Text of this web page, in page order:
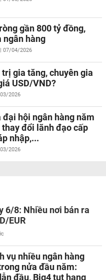
gần 800 tỷ đồng,
hàng
07/04/2026
gia tăng, chuyên gia
USD/VND?
2026
hội ngân hàng năm
thay đổi lãnh đạo cấp
nhập,...
2026
6/8: Nhiều nơi bán ra
EUR
vụ nhiều ngân hàng
nửa đầu năm:
đầu, Big4 tụt hạng